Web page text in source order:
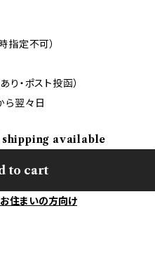
指定不可）
・ポスト投函）
ら翌々日
available
to cart
住まいの方向け